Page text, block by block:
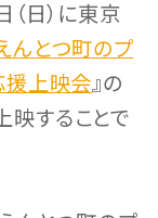
（日）に東京
んとつ町のプ
援上映会』の
映することで